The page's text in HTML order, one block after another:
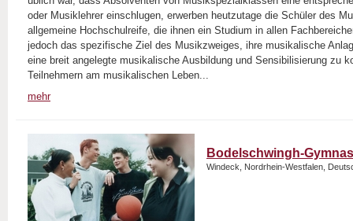
oder Musiklehrer einschlugen, erwerben heutzutage die Schüler des
allgemeine Hochschulreife, die ihnen ein Studium in allen
jedoch das spezifische Ziel des Musikzweiges, ihre musikalische
eine breit angelegte musikalische Ausbildung und Sensibilisierung zu
Teilnehmern am musikalischen Leben...
mehr
Bodelschwingh-
Windeck, Nordrhein-Westfalen,